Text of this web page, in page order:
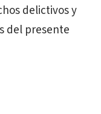
delictivos y
del presente